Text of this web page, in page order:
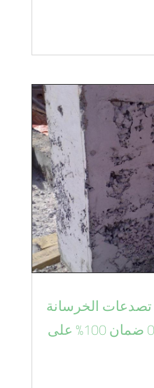
الخرسانة
الرياض 0503513564 ضمان 100% على